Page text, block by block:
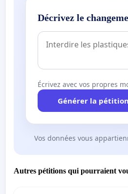
Décrivez le
Écrivez avec vos propres
Générer la pétition
Vos données vous
Autres pétitions qui pourraient